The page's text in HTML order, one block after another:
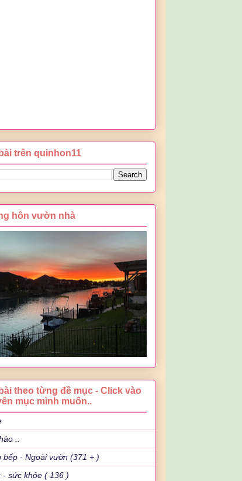
trên quinhon11
hôn vườn nhà
theo từng đề mục - Click vào
mục mình muốn..
..
bếp - Ngoài vườn (371 + )
- sức khỏe ( 136 )